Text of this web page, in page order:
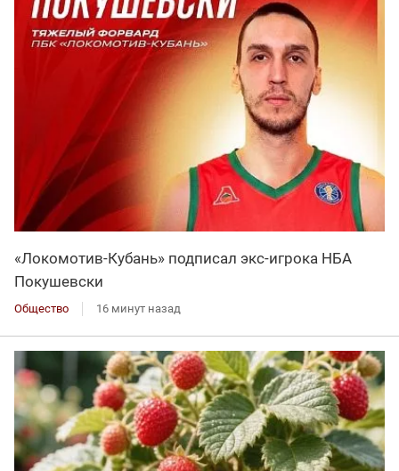
«Локомотив-Кубань» подписал экс-игрока НБА
Покушевски
Общество 16 минут назад